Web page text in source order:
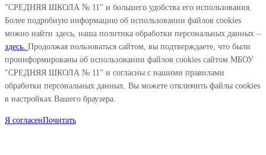
"СРЕДНЯЯ ШКОЛА № 11" и большего удобства его использования.
Более подробную информацию об использовании файлов cookies
можно найти здесь, наша политика обработки персональных данных –
здесь. Продолжая пользоваться сайтом, вы подтверждаете, что были
проинформированы об использовании файлов cookies сайтом МБОУ
"СРЕДНЯЯ ШКОЛА № 11" и согласны с нашими правилами
обработки персональных данных. Вы можете отключить файлы cookies
в настройках Вашего браузера.
Я согласенПочитать